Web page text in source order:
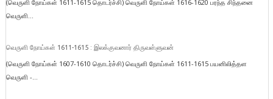
(வெருளி நோய்கள் 1611-1615 தொடர்ச்சி) வெருளி நோய்கள் 1616-1620 பரந்த சிந்தனை
வெருளி...
வெருளி நோய்கள் 1611-1615 : இலக்குவனார் திருவள்ளுவன்
(வெருளி நோய்கள் 1607-1610 தொடர்ச்சி) வெருளி நோய்கள் 1611-1615 பயனிலித்தள
வெருளி -...